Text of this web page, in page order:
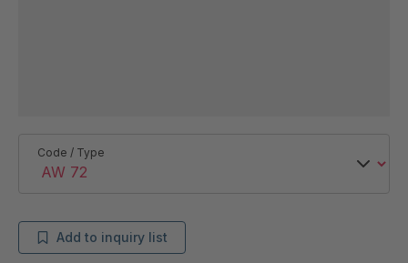
Code / Type
Add to inquiry list